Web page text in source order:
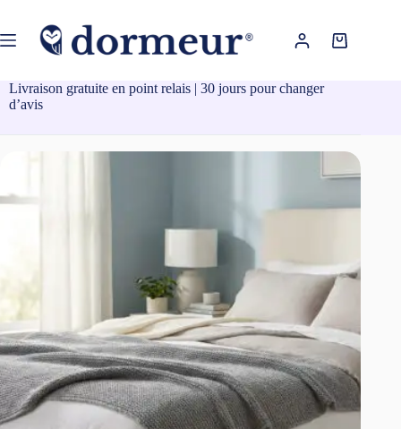
contenu
Panier
Livraison gratuite en point relais | 30 jours pour changer
d’avis